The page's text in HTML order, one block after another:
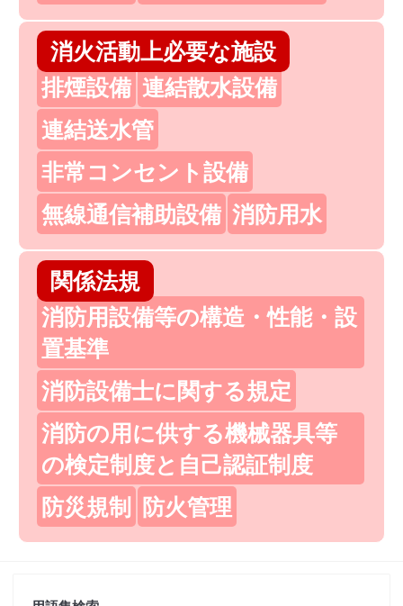
消火活動上必要な施設
排煙設備 連結散水設備
連結送水管
非常コンセント設備
無線通信補助設備 消防用水
関係法規
消防用設備等の構造・性能・設
置基準
消防設備士に関する規定
消防の用に供する機械器具等
の検定制度と自己認証制度
防災規制 防火管理